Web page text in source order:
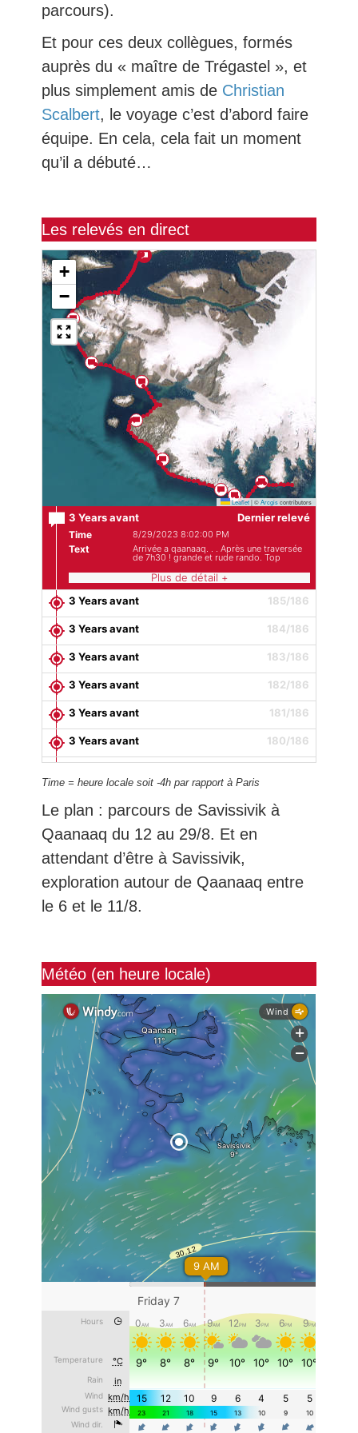
parcours).
Et pour ces deux collègues, formés
auprès du « maître de Trégastel », et
plus simplement amis de Christian
Scalbert, le voyage c’est d’abord faire
équipe. En cela, cela fait un moment
qu’il a débuté…
Les relevés en direct
+
−
Leaflet |©Arcgiscontributors
Dernier relevé
3 Years avant
Time 8/29/2023 8:02:00 PM
Text Arrivée a qaanaaq. . . Après une traversée
de 7h30 ! grande et rude rando. Top
Plus de détail +
185/186
3 Years avant
184/186
3 Years avant
183/186
3 Years avant
182/186
3 Years avant
181/186
3 Years avant
180/186
3 Years avant
3 Years avant
175/186
3 Years avant
3 Years avant
172/186
3 Years avant
171/186
3 Years avant
170/186
3 Years avant
169/186
3 Years avant
168/186
3 Years avant
167/186
3 Years avant
166/186
3 Years avant
165/186
3 Years avant
3 Years avant
3 Years avant
162/186
3 Years avant
161/186
3 Years avant
3 Years avant
159/186
3 Years avant
158/186
3 Years avant
3 Years avant
156/186
3 Years avant
Time = heure locale soit -4h par rapport à Paris
Le plan : parcours de Savissivik à
Qaanaaq du 12 au 29/8. Et en
attendant d’être à Savissivik,
exploration autour de Qaanaaq entre
le 6 et le 11/8.
Météo (en heure locale)